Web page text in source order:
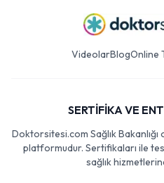
VideolarBlogOnline
SERTİFİKA VE
Doktorsitesi.com Sağlık
platformudur. Sertifikaları ile
sağlık